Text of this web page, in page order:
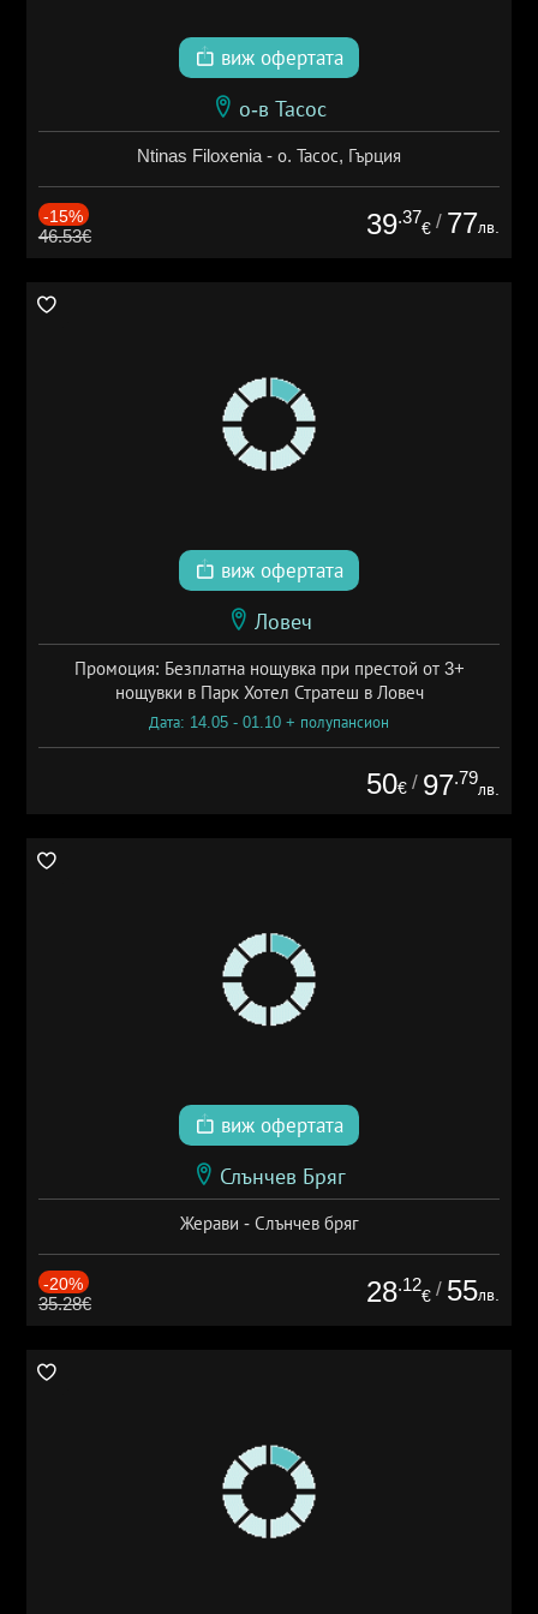
виж офертата
о-в Тасос
Ntinas Filoxenia - о. Тасос, Гърция
-15%
46.53€ 39.37
€ / 77лв.
виж офертата
Ловеч
Промоция: Безплатна нощувка при престой от 3+
нощувки в Парк Хотел Стратеш в Ловеч
Дата: 14.05 - 01.10 + полупансион
50€ / 97.79
лв.
виж офертата
Слънчев Бряг
Жерави - Слънчев бряг
-20%
35.28€ 28.12
€ / 55лв.